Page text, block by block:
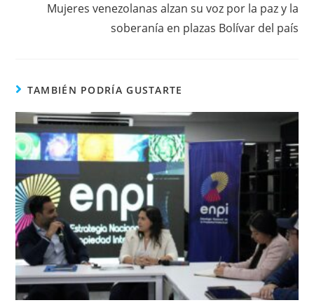
Mujeres venezolanas alzan su voz por la paz y la
soberanía en plazas Bolívar del país
TAMBIÉN PODRÍA GUSTARTE